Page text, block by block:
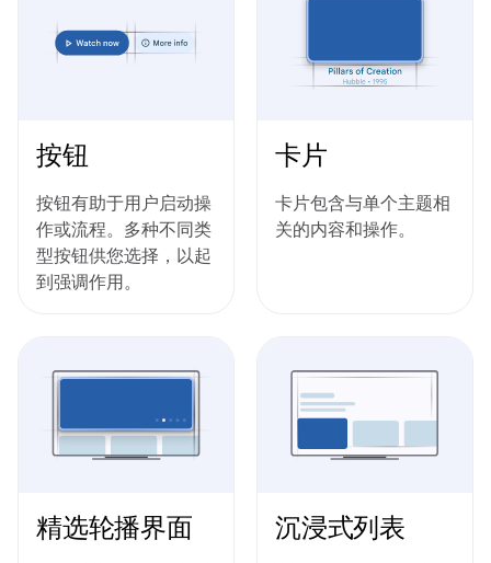
按钮
按钮有助于用户启动操
作或流程。多种不同类
型按钮供您选择，以起
到强调作用。
卡片
卡片包含与单个主题相
关的内容和操作。
精选轮播界面 沉浸式列表